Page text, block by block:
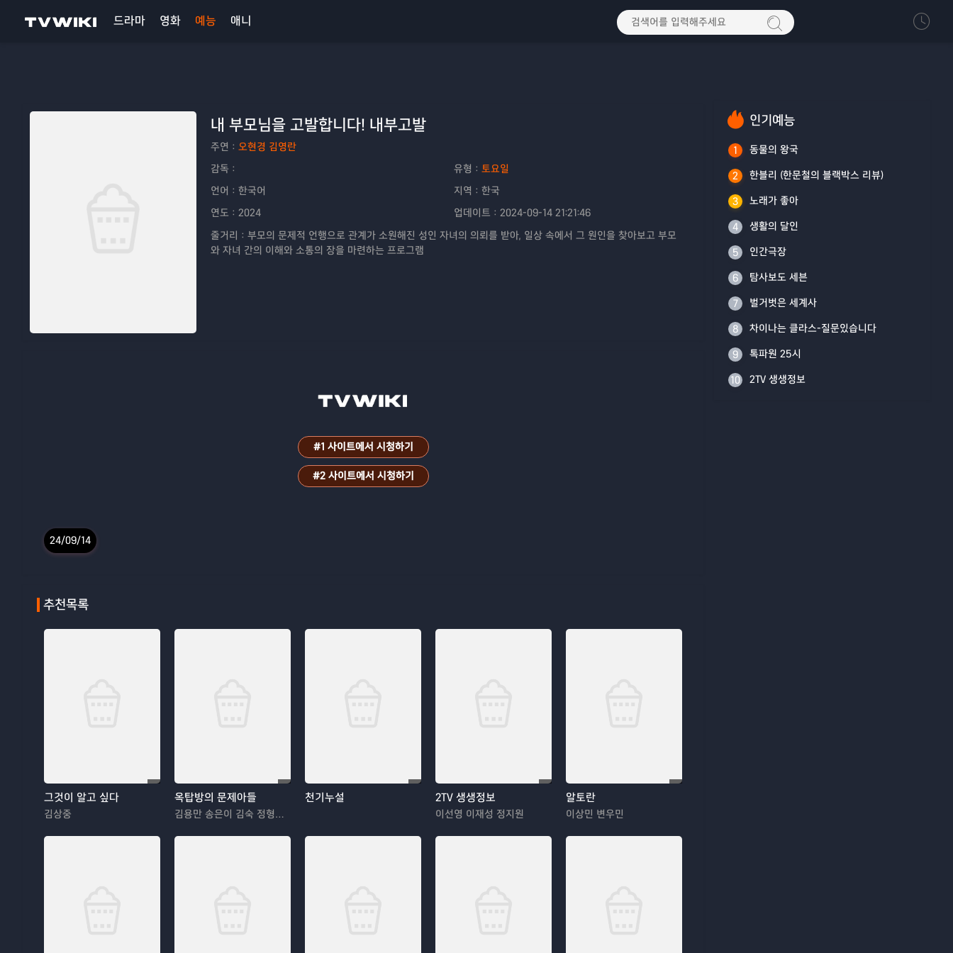
드라마 영화 예능 애니
내 부모님을 고발합니다! 내부고발
주연： 오현경 김영란
감독：
유형： 토요일
언어： 한국어 지역： 한국
연도： 2024 업데이트： 2024-09-14 21:21:46
줄거리： 부모의 문제적 언행으로 관계가 소원해진 성인 자녀의 의뢰를 받아, 일상 속에서 그 원인을 찾아보고 부모
와 자녀 간의 이해와 소통의 장을 마련하는 프로그램
#1 사이트에서 시청하기
#2 사이트에서 시청하기
24/09/14
추천목록
그것이 알고 싶다
김상중
옥탑방의 문제아들
김용만 송은이 김숙 정형돈 민경훈
천기누설 2TV 생생정보
이선영 이재성 정지원
알토란
이상민 변우민
인기예능
1 동물의 왕국
2 한블리 (한문철의 블랙박스 리뷰)
3 노래가 좋아
4 생활의 달인
5 인간극장
6 탐사보도 세븐
7 벌거벗은 세계사
8 차이나는 클라스-질문있습니다
9 톡파원 25시
10 2TV 생생정보